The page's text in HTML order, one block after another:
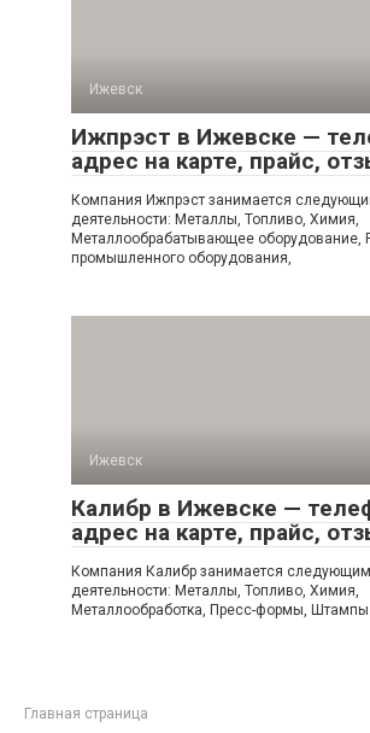
Ижевск
Ижпрэст в Ижевске —
адрес на карте, прайс,
Компания Ижпрэст занимается
деятельности: Металлы, Топливо, Химия,
Металлообрабатывающее оборудование,
промышленного оборудования,
Ижевск
Калибр в Ижевске —
адрес на карте, прайс,
Компания Калибр занимается
деятельности: Металлы, Топливо, Химия,
Металлообработка, Пресс-формы,
Главная страница